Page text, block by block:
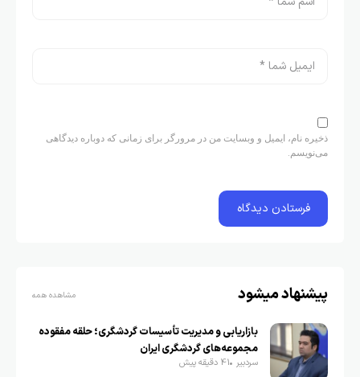
ذخیره نام، ایمیل و وبسایت من در مرورگر برای زمانی که دوباره دیدگاهی
می‌نویسم.
پیشنهاد میشود مشاهده همه
بازاریابی و مدیریت تأسیسات گردشگری؛ حلقه مفقوده
مجموعه‌های گردشگری ایران
سردبیر 41 دقیقه پیش